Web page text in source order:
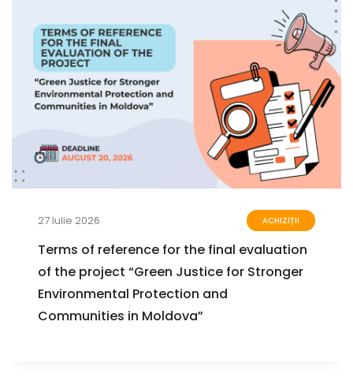
27 Iulie 2026 ACHIZIȚII
Terms of reference for the final evaluation
of the project “Green Justice for Stronger
Environmental Protection and
Communities in Moldova”